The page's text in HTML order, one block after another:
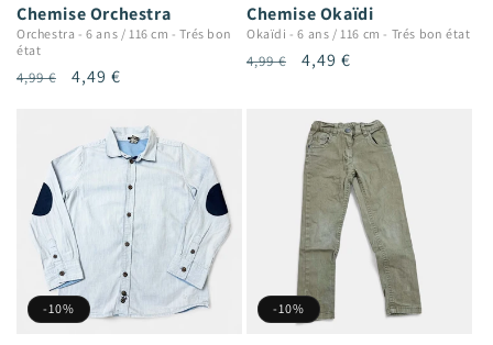
Chemise Orchestra
Orchestra -6 ans / 116 cm -Trés bon
état
Prix
4,99 €
Prix
4,49 €
Chemise Okaïdi
Okaïdi -6 ans / 116 cm - Trés bon état
Prix
4,99 €
Prix
4,49 €
-10% -10%